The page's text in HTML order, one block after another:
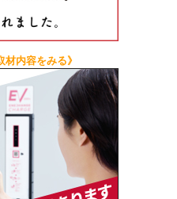
材内容をみる》